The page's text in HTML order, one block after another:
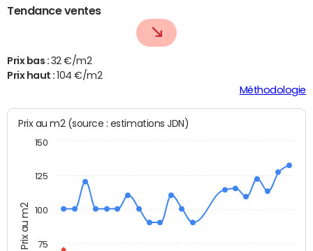
Tendance ventes
Prix bas : 32 €/m2
Prix haut : 104 €/m2
Méthodologie
Prix au m2
Prix au m2 (source : estimations JDN)
75
100
125
150